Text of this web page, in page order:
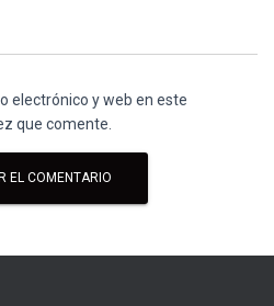
electrónico y web en este
que comente.